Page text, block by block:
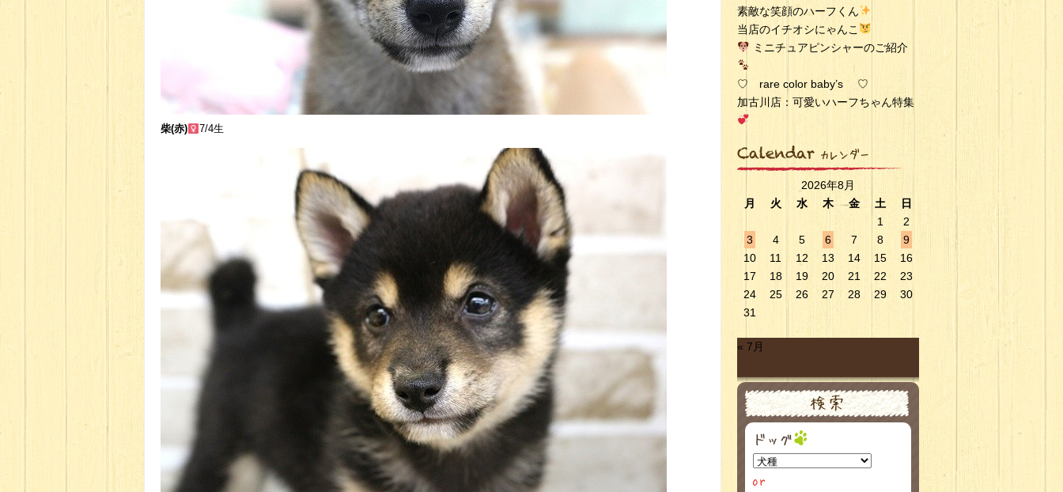
柴(赤) 7/4生
素敵な笑顔のハーフくん
当店のイチオシにゃんこ
ミニチュアピンシャーのご紹介
♡ rare color baby’s ♡
加古川店：可愛いハーフちゃん特集
2026年8月
月
火 水 木 金 土
日
1
2
3
4 5 6 7 8
9
10
11 12 13 14 15
16
17
18 19 20 21 22
23
24
25 26 27 28 29
30
31
« 7月